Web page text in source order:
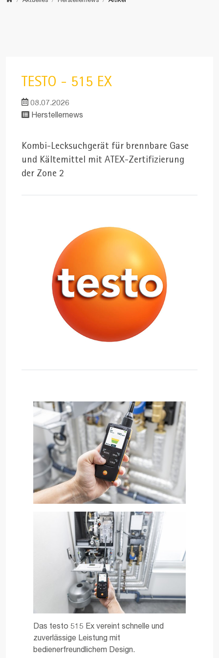
TESTO - 515 EX
08.07.2026
Herstellernews
Kombi-Lecksuchgerät für brennbare Gase
und Kältemittel mit ATEX-Zertifizierung
der Zone 2
Das testo 515 Ex vereint schnelle und
zuverlässige Leistung mit
bedienerfreundlichem Design.